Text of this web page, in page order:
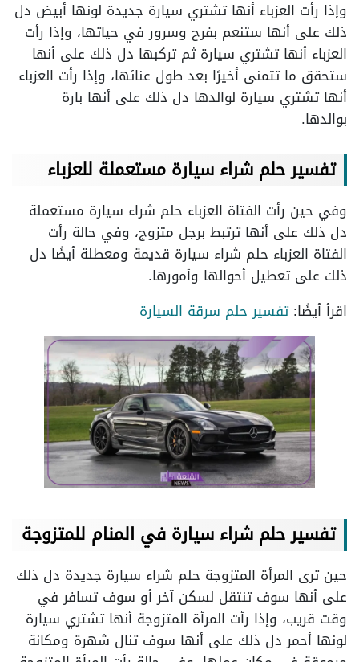
وإذا رأت العزباء أنها تشتري سيارة جديدة لونها أبيض دل
ذلك على أنها ستنعم بفرح وسرور في حياتها، وإذا رأت
العزباء أنها تشتري سيارة ثم تركبها دل ذلك على أنها
ستحقق ما تتمنى أخيرًا بعد طول عنائها، وإذا رأت العزباء
أنها تشتري سيارة لوالدها دل ذلك على أنها بارة
بوالدها.
تفسير حلم شراء سيارة مستعملة للعزباء
وفي حين رأت الفتاة العزباء حلم شراء سيارة مستعملة
دل ذلك على أنها ترتبط برجل متزوج، وفي حالة رأت
الفتاة العزباء حلم شراء سيارة قديمة ومعطلة أيضًا دل
ذلك على تعطيل أحوالها وأمورها.
اقرأ أيضًا:تفسير حلم سرقة السيارة
تفسير حلم شراء سيارة في المنام للمتزوجة
حين ترى المرأة المتزوجة حلم شراء سيارة جديدة دل ذلك
على أنها سوف تنتقل لسكن آخر أو سوف تسافر في
وقت قريب، وإذا رأت المرأة المتزوجة أنها تشتري سيارة
لونها أحمر دل ذلك على أنها سوف تنال شهرة ومكانة